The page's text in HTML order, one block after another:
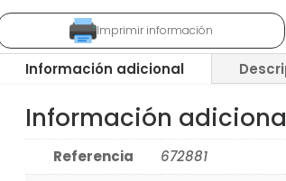
Imprimir información
Información adicional
Información
Referencia
672881